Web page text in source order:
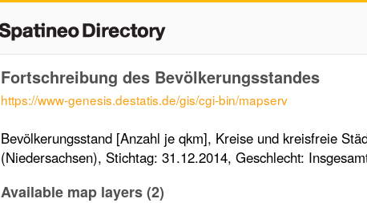
Fortschreibung des Bevölkerungsstandes
https://www-genesis.destatis.de/gis/cgi-bin/mapserv
Bevölkerungsstand [Anzahl je qkm], Kreise und kreisfreie
(Niedersachsen), Stichtag: 31.12.2014, Geschlecht:
Available map layers (2)